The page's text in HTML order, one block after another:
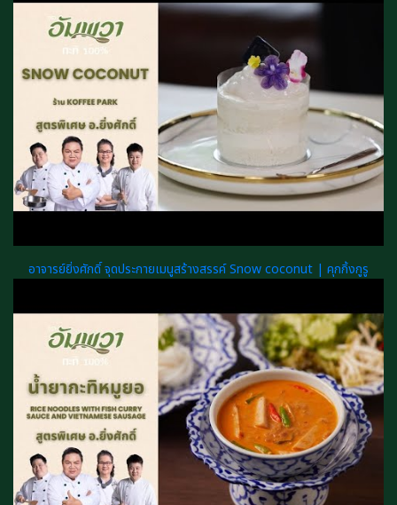
อาจารย์ยิ่งศักดิ์ จุดประกายเมนูสร้างสรรค์ Snow coconut | คุกกิ้งกูรู